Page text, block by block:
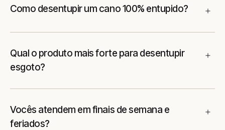
Como desentupir um cano 100% entupido?
Qual o produto mais forte para desentupir
esgoto?
Vocês atendem em finais de semana e
feriados?